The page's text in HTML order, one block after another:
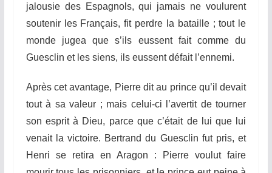
jalousie des Espagnols, qui jamais ne voulurent
soutenir les Français, fit perdre la bataille ; tout le
monde jugea que s’ils eussent fait comme du
Guesclin et les siens, ils eussent défait l’ennemi.
Après cet avantage, Pierre dit au prince qu’il devait
toutà sa valeur ; mais celui-ci l’avertit de tourner
son esprit à Dieu, parce que c’était de
lui que lui
venait la victoire. Bertrand du Guesclin fut pris, et
Henri se retira en Aragon : Pierre voulut faire